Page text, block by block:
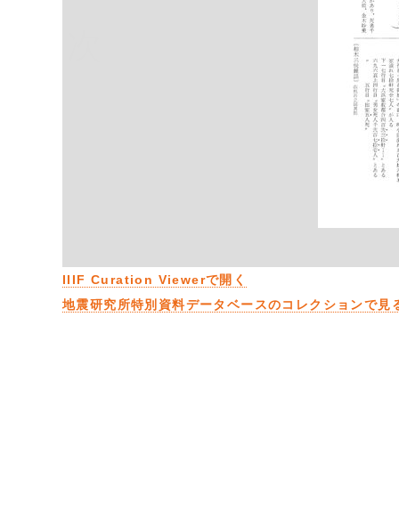
IIIF Curation Viewerで開く
地震研究所特別資料データベースのコレクションで見